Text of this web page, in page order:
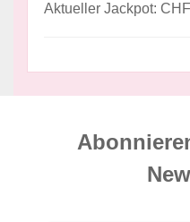
Aktueller Jackpot: